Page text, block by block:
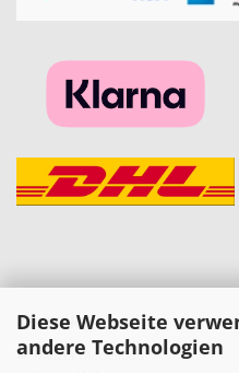
Diese Webseite
andere Technologien
KONTAKT
» Melzer Modellbau